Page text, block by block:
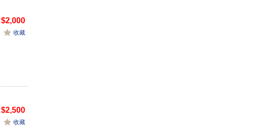
$2,000
收藏
$2,500
收藏